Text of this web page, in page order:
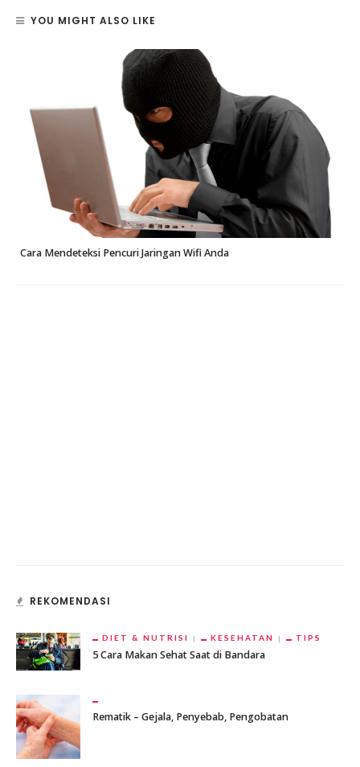
YOU MIGHT ALSO LIKE
Cara Mendeteksi Pencuri Jaringan Wifi Anda
REKOMENDASI
DIET & NUTRISI KESEHATAN TIPS
5 Cara Makan Sehat Saat di Bandara
Rematik – Gejala, Penyebab, Pengobatan